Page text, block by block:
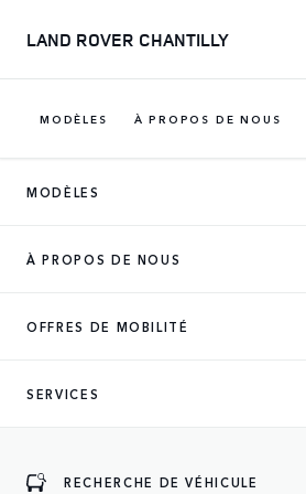
LAND ROVER CHANTILLY
MODÈLES À PROPOS DE NOUS
MODÈLES
À PROPOS DE NOUS
OFFRES DE MOBILITÉ
SERVICES
RECHERCHE DE VÉHICULE